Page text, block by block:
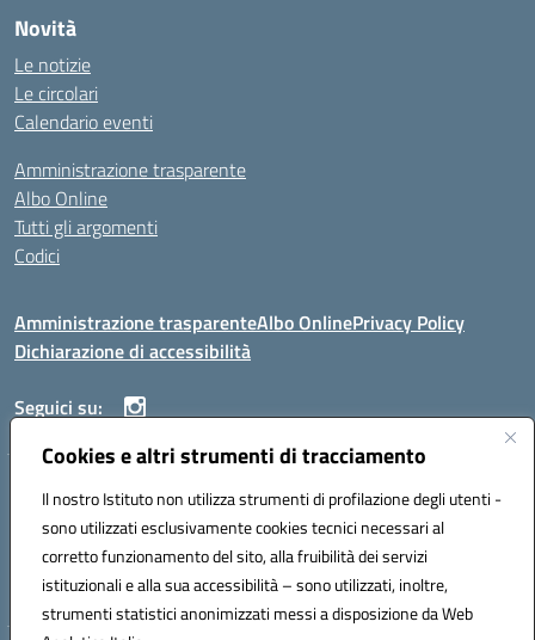
Cookies e altri strumenti di tracciamento
Il nostro Istituto non utilizza strumenti di profilazione degli utenti -
sono utilizzati esclusivamente cookies tecnici necessari al
corretto funzionamento del sito, alla fruibilità dei servizi
istituzionali e alla sua accessibilità – sono utilizzati, inoltre,
strumenti statistici anonimizzati messi a disposizione da Web
Novità
Le notizie
Le circolari
Calendario eventi
Amministrazione trasparente
Albo Online
Tutti gli argomenti
Codici
Amministrazione trasparenteAlbo OnlinePrivacy Policy
Dichiarazione di accessibilità
Seguici su:
ISTITUTO ISTRUZIONE SUPERIORE ANGELO ROTH
Codice fiscale: 80004310902 Codice meccanografico: SSIS019006
Telefono: 079951627
Mail: SSIS019006@istruzione.it PEC: SSIS019006@pec.istruzione.it